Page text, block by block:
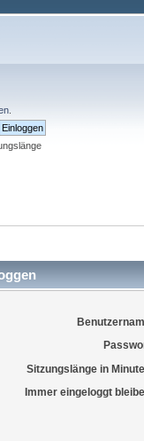
.
Sitzungslänge in
Immer eingeloggt